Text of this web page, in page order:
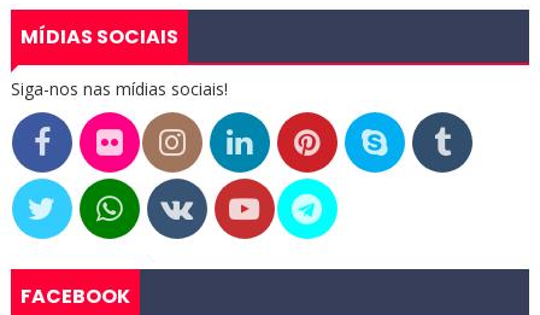
MÍDIAS SOCIAIS
Siga-nos nas mídias sociais!
FACEBOOK